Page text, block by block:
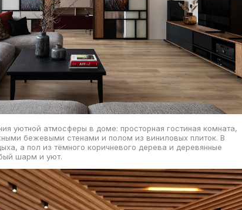
уютной атмосферы в доме: просторная гостиная комната,
бежевыми стенами и полом из виниловых плиток. В
а пол из тёмного коричневого дерева и деревянные
шарм и уют.